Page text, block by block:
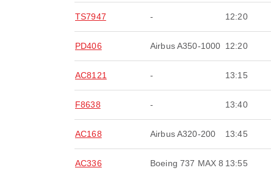
TS7947 - 12:20
PD406 Airbus A350-1000 12:20
AC8121 - 13:15
F8638 - 13:40
AC168 Airbus A320-200 13:45
AC336 Boeing 737 MAX 8 13:55